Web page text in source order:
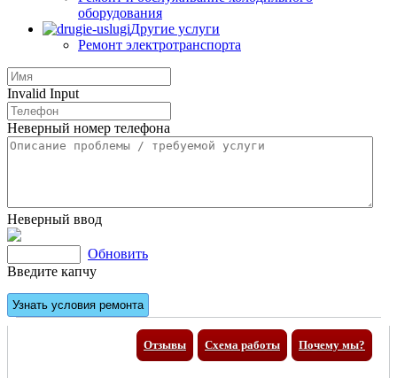
оборудования
Другие услуги
Ремонт электротранспорта
Invalid Input
Неверный номер телефона
Неверный ввод
Обновить
Введите капчу
Отзывы Почему мы?
Схема работы